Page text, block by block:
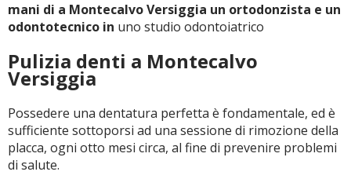
mani di a Montecalvo Versiggia un ortodonzista e un
odontotecnico in uno studio odontoiatrico
Pulizia denti a Montecalvo
Versiggia
Possedere una dentatura perfetta è fondamentale, ed è
sufficiente sottoporsi ad una sessione di rimozione della
placca, ogni otto mesi circa, al fine di prevenire problemi
di salute.